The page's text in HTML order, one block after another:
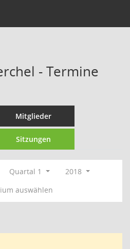
- Termine
Mitglieder
Sitzungen
Quartal 1
2018
auswählen